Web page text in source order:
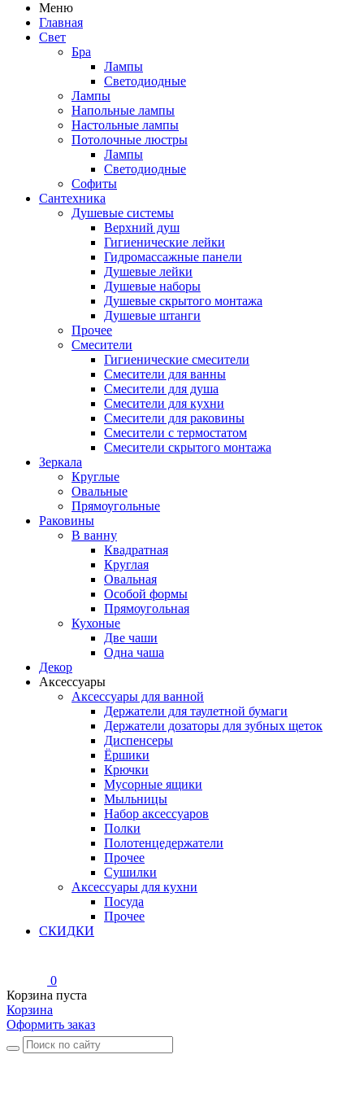
Меню
Главная
Свет
Бра
Лампы
Светодиодные
Лампы
Напольные лампы
Настольные лампы
Потолочные люстры
Лампы
Светодиодные
Софиты
Сантехника
Душевые системы
Верхний душ
Гигиенические лейки
Гидромассажные панели
Душевые лейки
Душевые наборы
Душевые скрытого монтажа
Душевые штанги
Прочее
Смесители
Гигиенические смесители
Смесители для ванны
Смесители для душа
Смесители для кухни
Смесители для раковины
Смесители с термостатом
Смесители скрытого монтажа
Зеркала
Круглые
Овальные
Прямоугольные
Раковины
В ванну
Квадратная
Круглая
Овальная
Особой формы
Прямоугольная
Кухоные
Две чаши
Одна чаша
Декор
Аксессуары
Аксессуары для ванной
Держатели для таулетной бумаги
Держатели дозаторы для зубных щеток
Диспенсеры
Ёршики
Крючки
Мусорные ящики
Мыльницы
Набор аксессуаров
Полки
Полотенцедержатели
Прочее
Сушилки
Аксессуары для кухни
Посуда
Прочее
СКИДКИ
0
Корзина пуста
Корзина
Оформить заказ